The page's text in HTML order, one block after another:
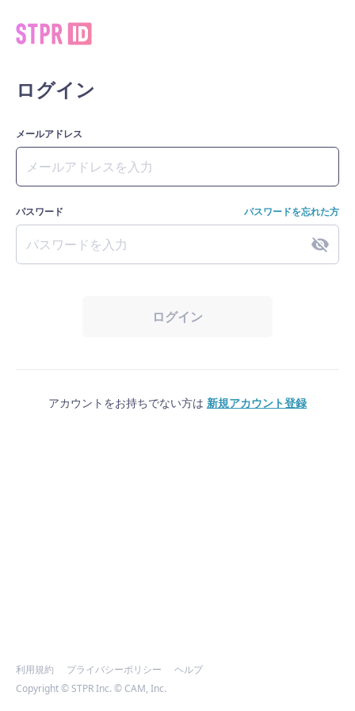
ログイン
メールアドレス
パスワード パスワードを忘れた方
ログイン
アカウントをお持ちでない方は 新規アカウント登録
利用規約 プライバシーポリシー
ヘルプ
Copyright © STPR Inc. © CAM, Inc.